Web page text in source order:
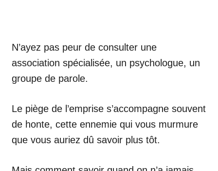
N’ayez pas peur de consulter une
association spécialisée, un psychologue, un
groupe de parole.
Le piège de l’emprise s’accompagne souvent
de honte, cette ennemie qui vous murmure
que vous auriez dû savoir plus tôt.